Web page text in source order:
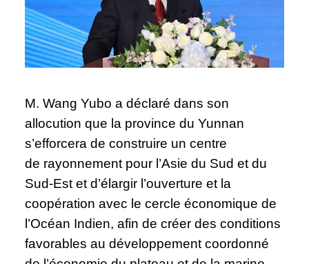
M. Wang Yubo a déclaré dans son
allocution que la province du Yunnan
s’efforcera de construire un centre
de rayonnement pour l’Asie du Sud et du
Sud-Est et d’élargir l’ouverture et la
coopération avec le cercle économique de
l’Océan Indien, afin de créer des conditions
favorables au développement coordonné